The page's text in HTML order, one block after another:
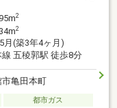
2
2
月(築3年4ヶ月)
線 五稜郭駅 徒歩8分
亀田本町
都市ガス